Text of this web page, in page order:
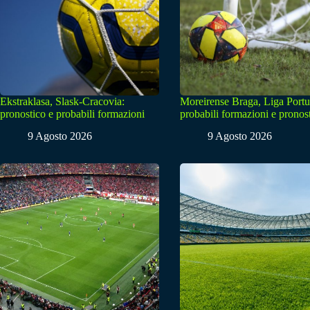
Ekstraklasa, Slask-Cracovia:
pronostico e probabili formazioni
9 Agosto 2026
Moreirense Braga, Liga
probabili formazioni e
9 Agosto 2026